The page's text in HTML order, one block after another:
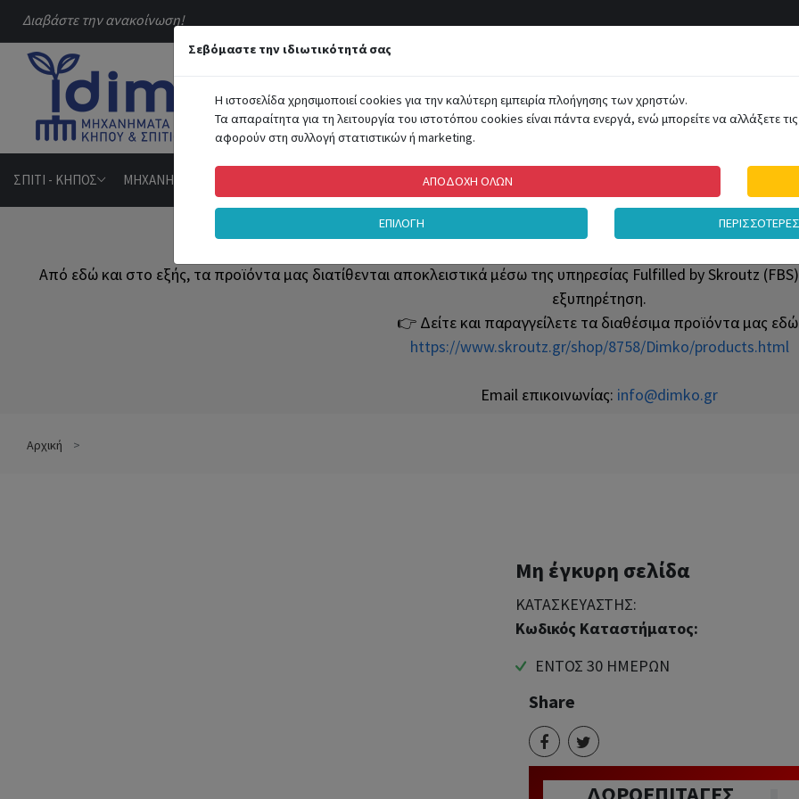
Διαβάστε την ανακοίνωση!
ΟΛΕΣ ΟΙ ΚΑΤΗΓΟΡΙΕΣ
ΣΠΙΤΙ - ΚΗΠΟΣ ΜΗΧΑΝΗΜΑΤΑ - ΕΡΓΑΛΕΙΑ ΑΤΟΜΙΚΗ ΠΡΟΣΤΑΣΙΑ
Από εδώ και στο εξής, τα προϊόντα μας διατίθενται αποκλειστικά μέσω της υπηρεσίας Fulfilled by Skroutz
εξυπηρέτηση.
👉 Δείτε και παραγγείλετε τα διαθέσιμα προϊόντα μας
https://www.skroutz.gr/shop/8758/Dimko/products.html
Email επικοινωνίας: info@dimko.gr
Αρχική
Μη έγκυρη σελίδα
ΚΑΤΑΣΚΕΥΑΣΤΗΣ:
Κωδικός Καταστήματος:
ΕΝΤΟΣ 30 ΗΜΕΡΩΝ
Share
Σεβόμαστε την ιδιωτικότητά σας
Η ιστοσελίδα χρησιμοποιεί cookies για την καλύτερη εμπειρία πλοήγησης των χρηστών.
Τα απαραίτητα για τη λειτουργία του ιστοτόπου cookies είναι πάντα ενεργά, ενώ μπορείτε να αλλάξετε
αφορούν στη συλλογή στατιστικών ή marketing.
ΑΠΟΔΟΧΗ ΟΛΩΝ
ΕΠΙΛΟΓΗ